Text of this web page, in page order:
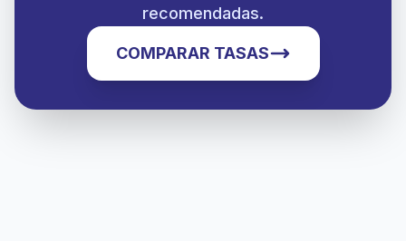
recomendadas.
COMPARAR TASAS